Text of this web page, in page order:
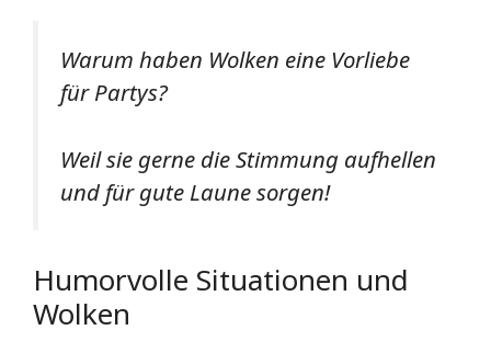
Warum haben Wolken eine Vorliebe
für Partys?
Weil sie gerne die Stimmung aufhellen
und für gute Laune sorgen!
Humorvolle Situationen und
Wolken